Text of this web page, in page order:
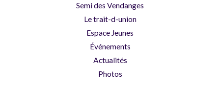
Semi des Vendanges
Le trait-d-union
Espace Jeunes
Événements
Actualités
Photos